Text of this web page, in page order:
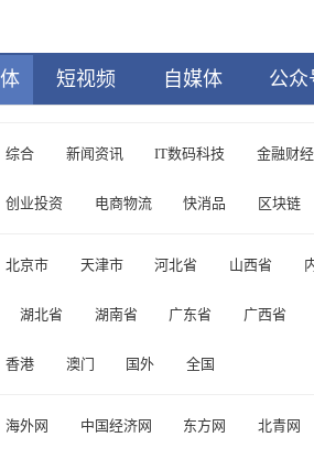
短视频 自媒体 公众
综合 新闻资讯 IT数码科技 金融财经
创业投资 电商物流 快消品 区块链
北京市 天津市 河北省 山西省
湖北省 湖南省 广东省 广西省
香港 澳门 国外 全国
海外网 中国经济网 东方网 北青网